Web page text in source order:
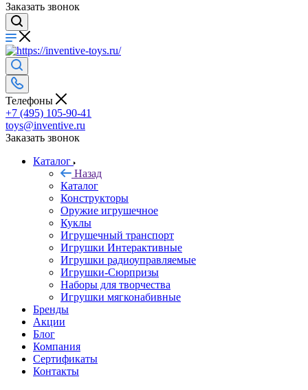
Заказать звонок
Телефоны
+7 (495) 105-90-41
toys@inventive.ru
Заказать звонок
Каталог
Назад
Каталог
Конструкторы
Оружие игрушечное
Куклы
Игрушечный транспорт
Игрушки Интерактивные
Игрушки радиоуправляемые
Игрушки-Сюрпризы
Наборы для творчества
Игрушки мягконабивные
Бренды
Акции
Блог
Компания
Сертификаты
Контакты